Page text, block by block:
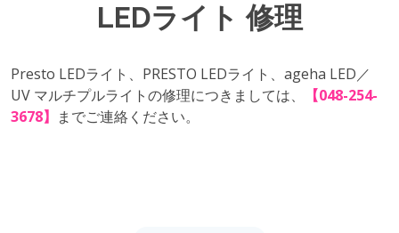
LEDライト 修理
Presto LEDライト、PRESTO LEDライト、ageha LED／
UV マルチプルライトの修理につきましては、
【048-254-
3678】
までご連絡ください。